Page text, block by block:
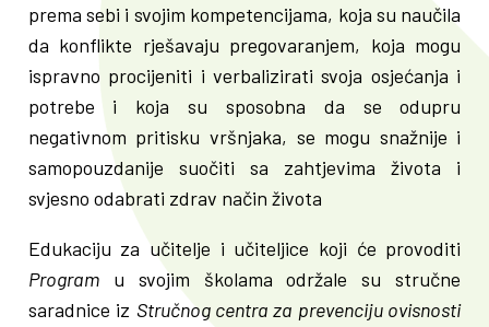
prema sebi i svojim kompetencijama, koja su naučila
da konflikte rješavaju pregovaranjem, koja mogu
ispravno procijeniti i verbalizirati svoja osjećanja i
potrebe i koja su sposobna da se odupru
negativnom pritisku vršnjaka, se mogu snažnije i
samopouzdanije suočiti sa zahtjevima života i
svjesno odabrati zdrav način života
Edukaciju za učitelje i učiteljice koji će provoditi
Programu svojim školama održale su stručne
saradnice iz Stručnog centra za prevenciju ovisnosti